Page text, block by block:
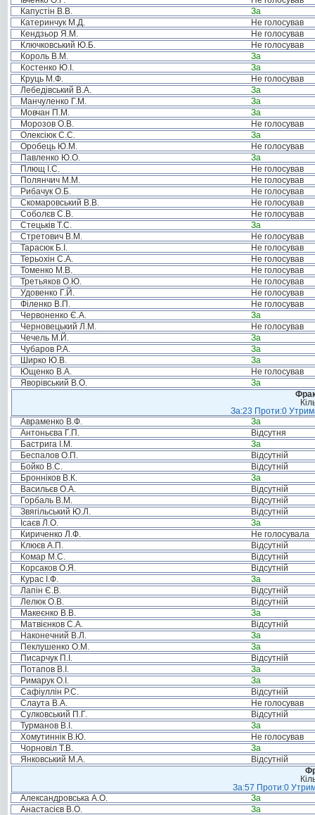
Капустін В.В.
За
Катеринчук М.Д.
Не голосував
Кендзьор Я.М.
Не голосував
Ключковський Ю.Б.
Не голосував
Король В.М.
За
Костенко Ю.І.
За
Круць М.Ф.
Не голосував
Лебедівський В.А.
За
Манчуленко Г.М.
За
Мовчан П.М.
За
Морозов О.В.
Не голосував
Олексіюк С.С.
За
Оробець Ю.М.
Не голосував
Павленко Ю.О.
За
Плющ І.С.
Не голосував
Полянчич М.М.
Не голосував
Рибачук О.Б.
Не голосував
Скомаровський В.В.
Не голосував
Соболєв С.В.
Не голосував
Стецьків Т.С.
За
Стретович В.М.
Не голосував
Тарасюк Б.І.
Не голосував
Терьохін С.А.
Не голосував
Томенко М.В.
Не голосував
Третьяков О.Ю.
Не голосував
Удовенко Г.Й.
Не голосував
Філенко В.П.
Не голосував
Червоненко Є.А.
За
Черновецький Л.М.
Не голосував
Чечель М.Й.
За
Чубаров Р.А.
За
Ширко Ю.В.
За
Ющенко В.А.
Не голосував
Яворівський В.О.
За
За:23 Проти:0
Авраменко В.Ф.
За
Антоньєва Г.П.
Відсутня
Бастрига І.М.
За
Беспалов О.П.
Відсутній
Бойко В.С.
Відсутній
Бронніков В.К.
За
Васильєв О.А.
Відсутній
Горбаль В.М.
Відсутній
Звягільський Ю.Л.
Відсутній
Ісаєв Л.О.
За
Кириченко Л.Ф.
Не голосувала
Клюєв А.П.
Відсутній
Комар М.С.
Відсутній
Корсаков О.Я.
Відсутній
Курас І.Ф.
За
Лапін Є.В.
Відсутній
Лелюк О.В.
Відсутній
Макеєнко В.В.
За
Матвієнков С.А.
Відсутній
Наконечний В.Л.
За
Пеклушенко О.М.
За
Писарчук П.І.
Відсутній
Потапов В.І.
За
Римарук О.І.
За
Сафіуллін Р.С.
Відсутній
Слаута В.А.
Не голосував
Сулковський П.Г.
Відсутній
Турманов В.І.
За
Хомутиннік В.Ю.
Не голосував
Чорновіл Т.В.
За
Янковський М.А.
Відсутній
За:57 Проти:0
Александровська А.О.
За
Анастасієв В.О.
За